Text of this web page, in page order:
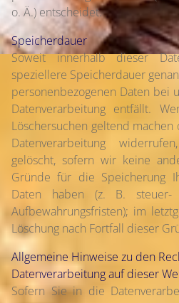
o. Ä.) entscheidet.
Speicherdauer
Soweit innerhalb dieser
speziellere Speicherdauer
personenbezogenen Daten bei
Datenverarbeitung entfällt.
Löschersuchen geltend
Datenverarbeitung
gelöscht, sofern wir keine
Gründe für die Speicherung
Daten haben (z. B. steuer-
Aufbewahrungsfristen); im
Löschung nach Fortfall dieser
Allgemeine Hinweise zu den
Datenverarbeitung auf dieser
Sofern Sie in die